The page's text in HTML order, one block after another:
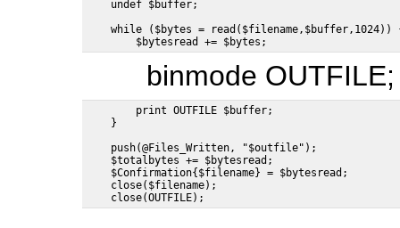
while ($bytes = read($filename,$buffer,1024))
binmode OUTFILE;
print OUTFILE $buffer;
push(@Files_Written, "$outfile");
$totalbytes += $bytesread;
$Confirmation{$filename} = $bytesread;
close($filename);